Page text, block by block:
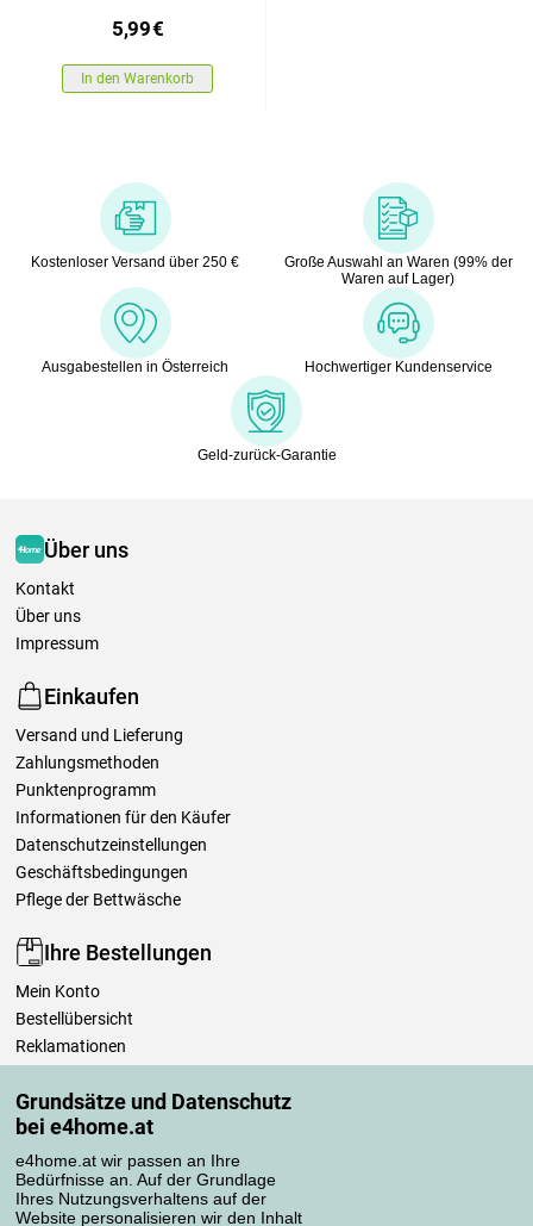
Grundsätze und Datenschutz
bei e4home.at
e4home.at wir passen an Ihre
Bedürfnisse an. Auf der Grundlage
Ihres Nutzungsverhaltens auf der
Website personalisieren wir den Inhalt
5,99€
In den Warenkorb
Kostenloser Versand über 250 €
Große Auswahl an Waren (99% der
Waren auf Lager)
Ausgabestellen in Österreich Hochwertiger Kundenservice
Geld-zurück-Garantie
Über uns
Kontakt
Über uns
Impressum
Einkaufen
Versand und Lieferung
Zahlungsmethoden
Punktenprogramm
Informationen für den Käufer
Datenschutzeinstellungen
Geschäftsbedingungen
Pflege der Bettwäsche
Ihre Bestellungen
Mein Konto
Bestellübersicht
Reklamationen
Einfach mehr wissen
Richtlinien zur Verarbeitung von Bewertungen
Transportarten